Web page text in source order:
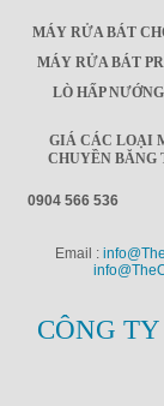
MÁY RỬA BÁT
MÁY RỬA BÁT
LÒ HẤP
GIÁ CÁC LOẠI
CHUYỀN BĂNG
0904 566 536
Email :
CÔNG